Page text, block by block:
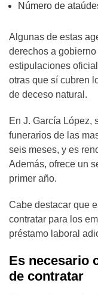
Número de
Algunas de estas
derechos a
estipulaciones
otras que sí cubren
de deceso natural.
En J. García López,
funerarios de las
seis meses, y es
Además, ofrece un
primer año.
Cabe destacar que
contratar para los
préstamo laboral
Es necesario
de contratar